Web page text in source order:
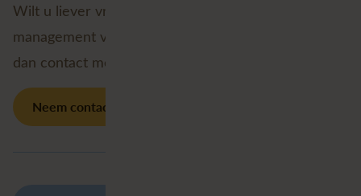
Wilt u liever vrijblijvend sparren over lifecycle
management voor GIS-systemen? Dat kan! Neem
dan contact met ons op.
Neem contact met ons op